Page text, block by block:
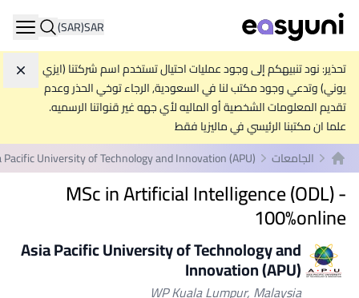
SAR
(SAR)
تحذير: نود تنبيهكم إلى وجود عمليات احتيال تستخدم اسم شركتنا (ايزي
يوني) وتدعي وجود مكتب لنا في السعودية, الرجاء توخي الحذر وعدم
تقديم المعلومات الشخصية أو الماليه لأي جهه غير قنواتنا الرسميه.
علما ان مكتبنا الرئيسي في ماليزيا فقط
الصفحة الرئيسية
الجامعات Pacific University of Technology and Innovation (APU)
MSc in Artificial Intelligence (ODL) -
100%online
Asia Pacific University of Technology and
Innovation (APU)
WP Kuala Lumpur, Malaysia